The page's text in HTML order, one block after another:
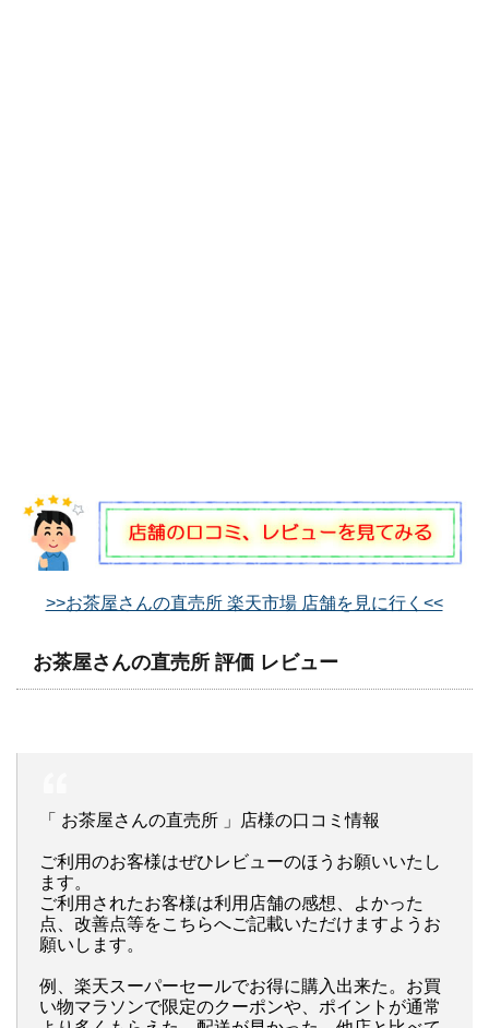
>>お茶屋さんの直売所 楽天市場 店舗を見に行く<<
お茶屋さんの直売所 評価 レビュー
「 お茶屋さんの直売所 」店様の口コミ情報
ご利用のお客様はぜひレビューのほうお願いいたし
ます。
ご利用されたお客様は利用店舗の感想、よかった
点、改善点等をこちらへご記載いただけますようお
願いします。
例、楽天スーパーセールでお得に購入出来た。お買
い物マラソンで限定のクーポンや、ポイントが通常